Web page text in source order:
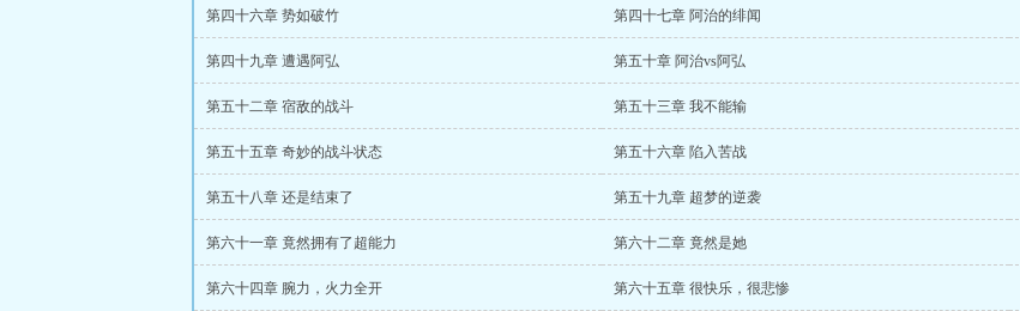
第四十六章 势如破竹 第四十七章 阿治的绯闻
第四十九章 遭遇阿弘 第五十章 阿治vs阿弘
第五十二章 宿敌的战斗 第五十三章 我不能输
第五十五章 奇妙的战斗状态 第五十六章 陷入苦战
第五十八章 还是结束了 第五十九章 超梦的逆袭
第六十一章 竟然拥有了超能力 第六十二章 竟然是她
第六十四章 腕力，火力全开 第六十五章 很快乐，很悲惨